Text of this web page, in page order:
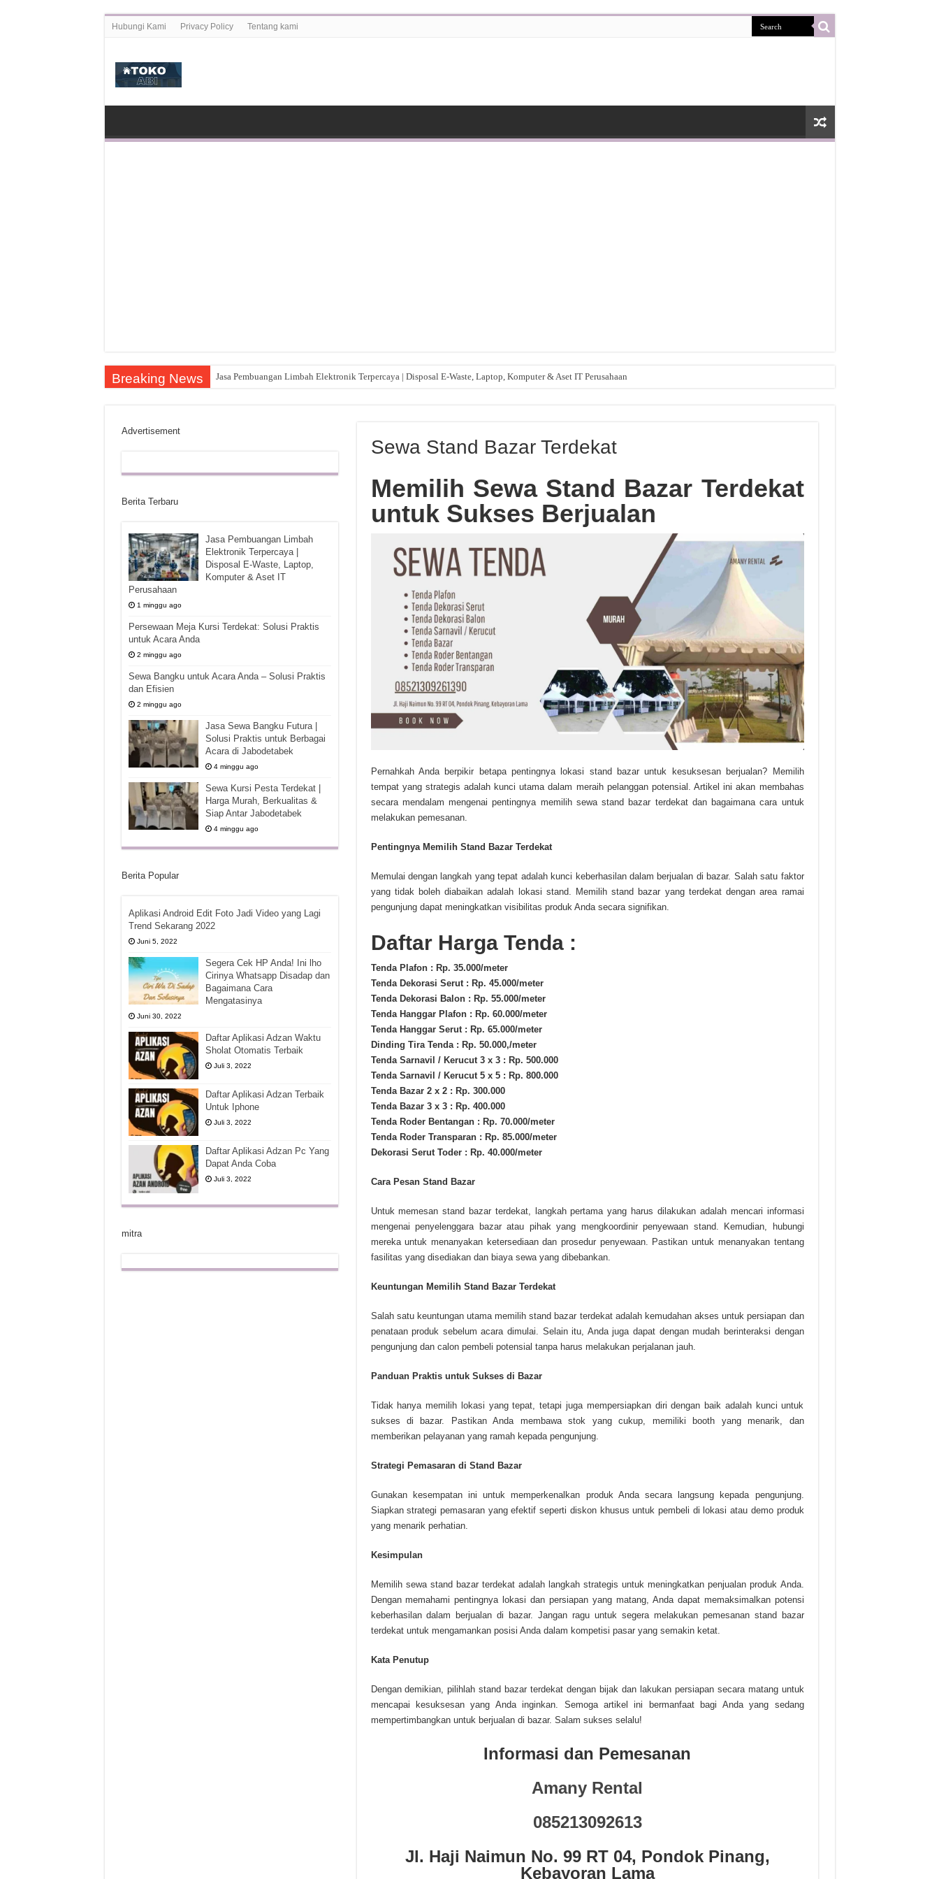
Hubungi Kami Privacy Policy Tentang kami
Breaking News Jasa Pembuangan Limbah Elektronik Terpercaya | Disposal E-Waste, Laptop, Komputer & Aset IT Perusahaan
Sewa Stand Bazar Terdekat
Memilih Sewa Stand Bazar Terdekat
untuk Sukses Berjualan
Pernahkah Anda berpikir betapa pentingnya lokasi stand bazar untuk kesuksesan berjualan? Memilih
tempat yang strategis adalah kunci utama dalam meraih pelanggan potensial. Artikel ini akan membahas
secara mendalam mengenai pentingnya memilih sewa stand bazar terdekat dan bagaimana cara untuk
melakukan pemesanan.
Pentingnya Memilih Stand Bazar Terdekat
Memulai dengan langkah yang tepat adalah kunci keberhasilan dalam berjualan di bazar. Salah satu faktor
yang tidak boleh diabaikan adalah lokasi stand. Memilih stand bazar yang terdekat dengan area ramai
pengunjung dapat meningkatkan visibilitas produk Anda secara signifikan.
Daftar Harga Tenda :
Tenda Plafon : Rp. 35.000/meter
Tenda Dekorasi Serut : Rp. 45.000/meter
Tenda Dekorasi Balon : Rp. 55.000/meter
Tenda Hanggar Plafon : Rp. 60.000/meter
Tenda Hanggar Serut : Rp. 65.000/meter
Dinding Tira Tenda : Rp. 50.000,/meter
Tenda Sarnavil / Kerucut 3 x 3 : Rp. 500.000
Tenda Sarnavil / Kerucut 5 x 5 : Rp. 800.000
Tenda Bazar 2 x 2 : Rp. 300.000
Tenda Bazar 3 x 3 : Rp. 400.000
Tenda Roder Bentangan : Rp. 70.000/meter
Tenda Roder Transparan : Rp. 85.000/meter
Dekorasi Serut Toder : Rp. 40.000/meter
Cara Pesan Stand Bazar
Untuk memesan stand bazar terdekat, langkah pertama yang harus dilakukan adalah mencari informasi
mengenai penyelenggara bazar atau pihak yang mengkoordinir penyewaan stand. Kemudian, hubungi
mereka untuk menanyakan ketersediaan dan prosedur penyewaan. Pastikan untuk menanyakan tentang
fasilitas yang disediakan dan biaya sewa yang dibebankan.
Keuntungan Memilih Stand Bazar Terdekat
Salah satu keuntungan utama memilih stand bazar terdekat adalah kemudahan akses untuk persiapan dan
penataan produk sebelum acara dimulai. Selain itu, Anda juga dapat dengan mudah berinteraksi dengan
pengunjung dan calon pembeli potensial tanpa harus melakukan perjalanan jauh.
Panduan Praktis untuk Sukses di Bazar
Tidak hanya memilih lokasi yang tepat, tetapi juga mempersiapkan diri dengan baik adalah kunci untuk
sukses di bazar. Pastikan Anda membawa stok yang cukup, memiliki booth yang menarik, dan
memberikan pelayanan yang ramah kepada pengunjung.
Strategi Pemasaran di Stand Bazar
Gunakan kesempatan ini untuk memperkenalkan produk Anda secara langsung kepada pengunjung.
Siapkan strategi pemasaran yang efektif seperti diskon khusus untuk pembeli di lokasi atau demo produk
yang menarik perhatian.
Kesimpulan
Memilih sewa stand bazar terdekat adalah langkah strategis untuk meningkatkan penjualan produk Anda.
Dengan memahami pentingnya lokasi dan persiapan yang matang, Anda dapat memaksimalkan potensi
keberhasilan dalam berjualan di bazar. Jangan ragu untuk segera melakukan pemesanan stand bazar
terdekat untuk mengamankan posisi Anda dalam kompetisi pasar yang semakin ketat.
Kata Penutup
Dengan demikian, pilihlah stand bazar terdekat dengan bijak dan lakukan persiapan secara matang untuk
mencapai kesuksesan yang Anda inginkan. Semoga artikel ini bermanfaat bagi Anda yang sedang
mempertimbangkan untuk berjualan di bazar. Salam sukses selalu!
Informasi dan Pemesanan
Amany Rental
085213092613
Jl. Haji Naimun No. 99 RT 04, Pondok Pinang,
Kebayoran Lama
Advertisement
Berita Terbaru
Jasa Pembuangan Limbah
Elektronik Terpercaya |
Disposal E-Waste, Laptop,
Komputer & Aset IT
Perusahaan
1 minggu ago
Persewaan Meja Kursi Terdekat: Solusi Praktis
untuk Acara Anda
2 minggu ago
Sewa Bangku untuk Acara Anda – Solusi Praktis
dan Efisien
2 minggu ago
Jasa Sewa Bangku Futura |
Solusi Praktis untuk Berbagai
Acara di Jabodetabek
4 minggu ago
Sewa Kursi Pesta Terdekat |
Harga Murah, Berkualitas &
Siap Antar Jabodetabek
4 minggu ago
Berita Popular
Aplikasi Android Edit Foto Jadi Video yang Lagi
Trend Sekarang 2022
Juni 5, 2022
Segera Cek HP Anda! Ini lho
Cirinya Whatsapp Disadap dan
Bagaimana Cara
Mengatasinya
Juni 30, 2022
Daftar Aplikasi Adzan Waktu
Sholat Otomatis Terbaik
Juli 3, 2022
Daftar Aplikasi Adzan Terbaik
Untuk Iphone
Juli 3, 2022
Daftar Aplikasi Adzan Pc Yang
Dapat Anda Coba
Juli 3, 2022
mitra